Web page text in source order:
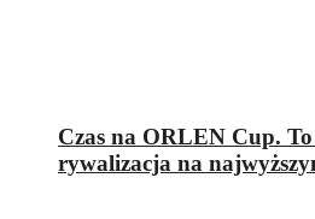
Czas na ORLEN Cup. To
rywalizacja na